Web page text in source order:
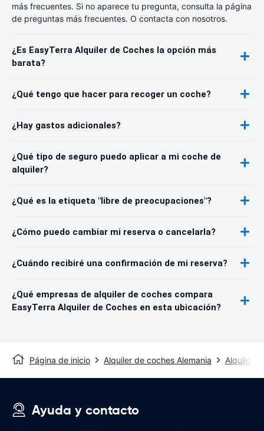
más frecuentes. Si no aparece tu pregunta, consulta la página
de preguntas más frecuentes. O contacta con nosotros.
¿Es EasyTerra Alquiler de Coches la opción más
barata?
¿Qué tengo que hacer para recoger un coche?
¿Hay gastos adicionales?
¿Qué tipo de seguro puedo aplicar a mi coche de
alquiler?
¿Qué es la etiqueta "libre de preocupaciones"?
¿Cómo puedo cambiar mi reserva o cancelarla?
¿Cuándo recibiré una confirmación de mi reserva?
¿Qué empresas de alquiler de coches compara
EasyTerra Alquiler de Coches en esta ubicación?
Página de inicio Alquiler de coches Alemania Alquiler
Ayuda y contacto